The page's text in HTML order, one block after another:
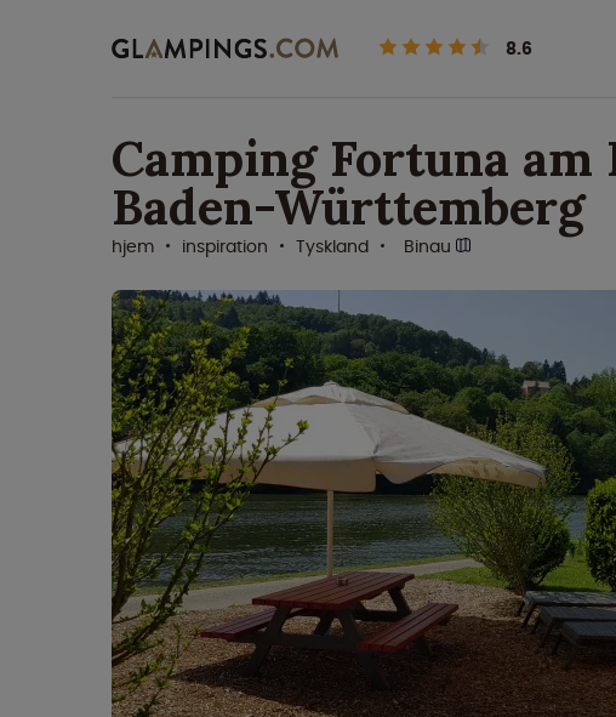
8.6
Camping Fortuna
Baden-Württemberg
hjem inspiration Tyskland Binau